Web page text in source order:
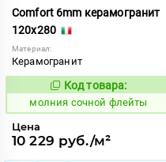
Comfort 6mm керамогранит
120x280
Материал:
Керамогранит
1011991
Код товара:
молния сочной флейты
Цена
10 229 руб./м²